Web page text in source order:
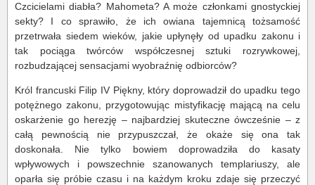
Czcicielami diabła? Mahometa? A może członkami gnostyckiej
sekty? I co sprawiło, że ich owiana tajemnicą tożsamość
przetrwała siedem wieków, jakie upłynęły od upadku zakonu i
tak pociąga twórców współczesnej sztuki rozrywkowej,
rozbudzającej sensacjami wyobraźnię odbiorców?
Król francuski Filip IV Piękny, który doprowadził do upadku tego
potężnego zakonu, przygotowując mistyfikację mającą na celu
oskarżenie go herezję – najbardziej skuteczne ówcześnie – z
całą pewnością nie przypuszczał, że okaże się ona tak
doskonała. Nie tylko bowiem doprowadziła do kasaty
wpływowych i powszechnie szanowanych templariuszy, ale
oparła się próbie czasu i na każdym kroku zdaje się przeczyć